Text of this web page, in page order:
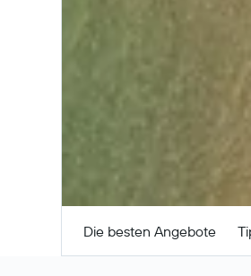
Die besten Angebote